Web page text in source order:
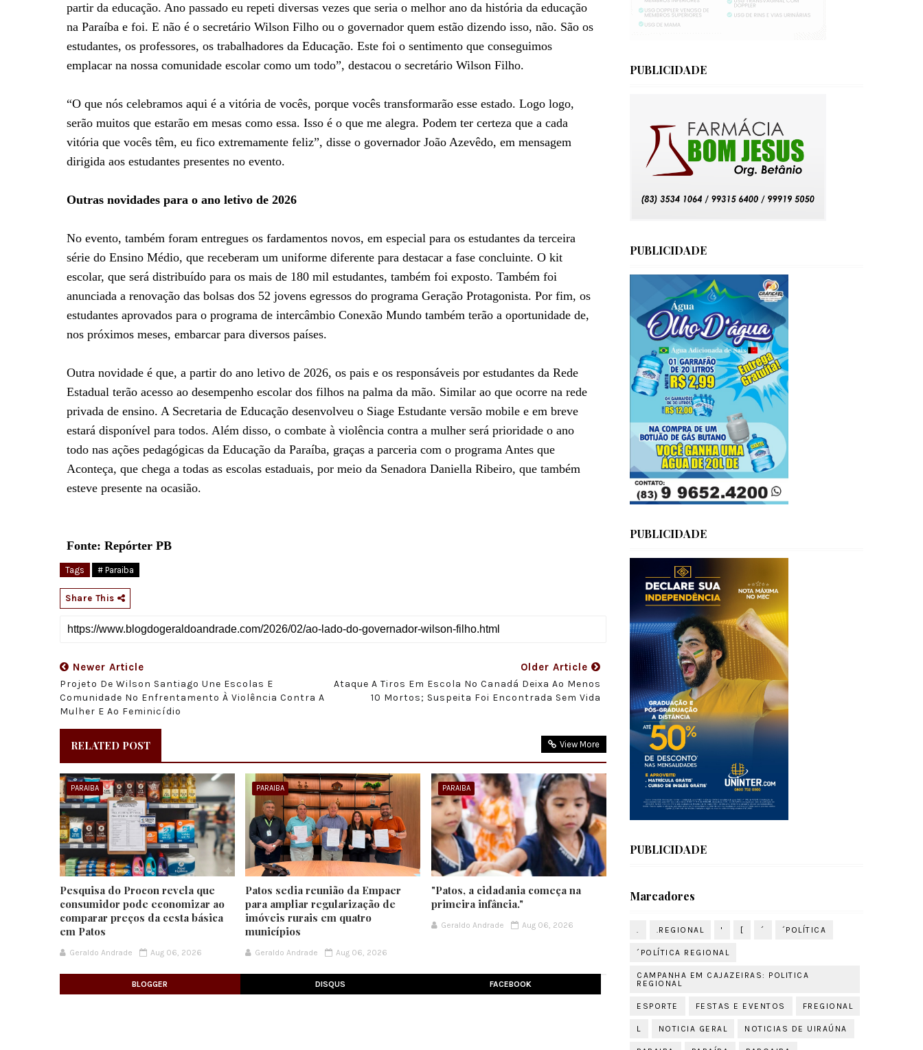
partir da educação. Ano passado eu repeti diversas vezes que seria o melhor ano da história da educação
na Paraíba e foi. E não é o secretário Wilson Filho ou o governador quem estão dizendo isso, não. São os
estudantes, os professores, os trabalhadores da Educação. Este foi o sentimento que conseguimos
emplacar na nossa comunidade escolar como um todo”, destacou o secretário Wilson Filho.
“O que nós celebramos aqui é a vitória de vocês, porque vocês transformarão esse estado. Logo logo,
serão muitos que estarão em mesas como essa. Isso é o que me alegra. Podem ter certeza que a cada
vitória que vocês têm, eu fico extremamente feliz”, disse o governador João Azevêdo, em mensagem
dirigida aos estudantes presentes no evento.
Outras novidades para o ano letivo de 2026
No evento, também foram entregues os fardamentos novos, em especial para os estudantes da terceira
série do Ensino Médio, que receberam um uniforme diferente para destacar a fase concluinte. O kit
escolar, que será distribuído para os mais de 180 mil estudantes, também foi exposto. Também foi
anunciada a renovação das bolsas dos 52 jovens egressos do programa Geração Protagonista. Por fim, os
estudantes aprovados para o programa de intercâmbio Conexão Mundo também terão a oportunidade de,
nos próximos meses, embarcar para diversos países.
Outra novidade é que, a partir do ano letivo de 2026, os pais e os responsáveis por estudantes da Rede
Estadual terão acesso ao desempenho escolar dos filhos na palma da mão. Similar ao que ocorre na rede
privada de ensino. A Secretaria de Educação desenvolveu o Siage Estudante versão mobile e em breve
estará disponível para todos. Além disso, o combate à violência contra a mulher será prioridade o ano
todo nas ações pedagógicas da Educação da Paraíba, graças a parceria com o programa Antes que
Aconteça, que chega a todas as escolas estaduais, por meio da Senadora Daniella Ribeiro, que também
esteve presente na ocasião.
Fonte: Repórter PB
Tags # Paraiba
Share This
Newer Article
Projeto De Wilson Santiago Une Escolas E
Comunidade No Enfrentamento À Violência Contra A
Mulher E Ao Feminicídio
Older Article
Ataque A Tiros Em Escola No Canadá Deixa Ao Menos
10 Mortos; Suspeita Foi Encontrada Sem Vida
RELATED POST View More
PARAIBA
Pesquisa do Procon revela que
consumidor pode economizar ao
comparar preços da cesta básica
em Patos
Geraldo Andrade Aug 06, 2026
PARAIBA
Patos sedia reunião da Empaer
para ampliar regularização de
imóveis rurais em quatro
municípios
Geraldo Andrade Aug 06, 2026
PARAIBA
"Patos, a cidadania começa na
primeira infância."
Geraldo Andrade Aug 06, 2026
BLOGGER DISQUS FACEBOOK
PUBLICIDADE
PUBLICIDADE
PUBLICIDADE
PUBLICIDADE
Marcadores
. .REGIONAL ' [ ´ ´POLÍTICA
´POLÍTICA REGIONAL
CAMPANHA EM CAJAZEIRAS: POLITICA
REGIONAL
ESPORTE FESTAS E EVENTOS FREGIONAL
L NOTICIA GERAL NOTICIAS DE UIRAÚNA